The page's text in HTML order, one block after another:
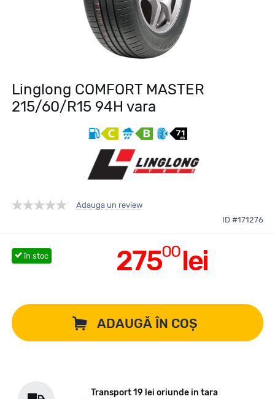
Linglong COMFORT MASTER
215/60/R15 94H vara
Adauga un review
ID #171276
27500lei
în stoc
ADAUGĂ ÎN COȘ
Transport 19 lei oriunde in tara